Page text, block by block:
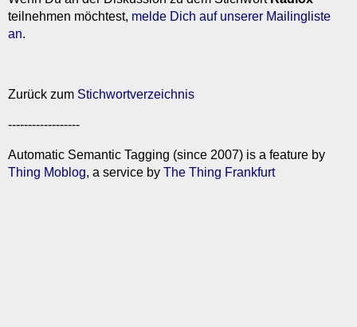
teilnehmen möchtest, melde Dich auf unserer Mailingliste
an.
Zurück zum Stichwortverzeichnis
------------------
Automatic Semantic Tagging (since 2007) is a feature by
Thing Moblog, a service by The Thing Frankfurt